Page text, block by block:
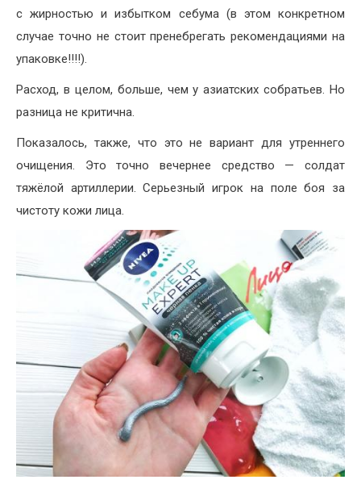
с жирностью и избытком себума (в этом конкретном
случае точно не стоит пренебрегать рекомендациями на
упаковке!!!!).
Расход, в целом, больше, чем у азиатских собратьев. Но
разница не критична.
Показалось, также, что это не вариант для утреннего
очищения. Это точно вечернее средство — солдат
тяжёлой артиллерии. Серьезный игрок на поле боя за
чистоту кожи лица.